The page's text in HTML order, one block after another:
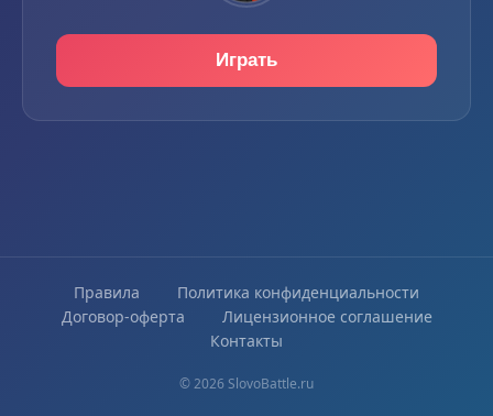
Играть
Правила
Политика конфиденциальности
Договор-оферта
Лицензионное соглашение
Контакты
© 2026 SlovoBattle.ru